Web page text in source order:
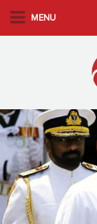
m
a
n
c
o
n
MENU